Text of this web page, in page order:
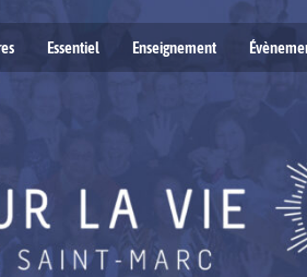
Essentiel Enseignement